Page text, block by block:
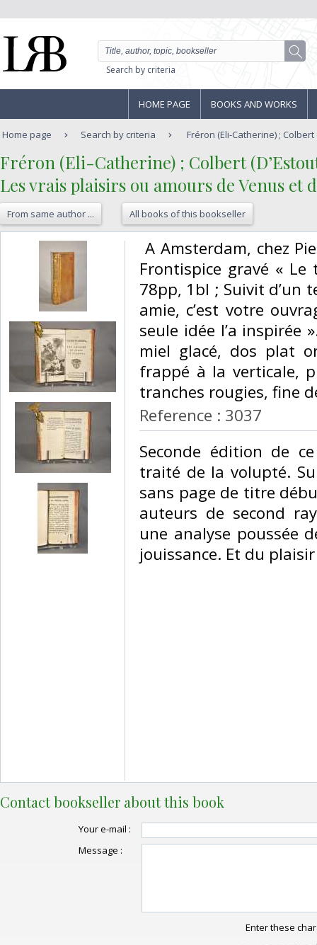
Search by criteria
HOME PAGE BOOKS AND WORKS
Home page Search by criteria Fréron (Eli-Catherine) ; Colbert
‎Fréron (Eli-Catherine) ; Colbert
‎Les vrais plaisirs ou amours de Venus et
From same author ... All books of this bookseller
A Amsterdam, chez
Frontispice gravé « Le
78pp, 1bl ; Suivit d’un
amie, c’est votre
seule idée l’a inspirée
miel glacé, dos plat
frappé à la verticale,
tranches rougies, fine
Reference : 3037
‎Seconde édition de
traité de la volupté.
sans page de titre
auteurs de second
une analyse poussée
jouissance. Et du
Contact bookseller about this book
Your e-mail :
Message :
Enter these